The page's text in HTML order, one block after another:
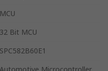
MCU
32 Bit MCU
SPC582B60E1
Automotive Microcontroller